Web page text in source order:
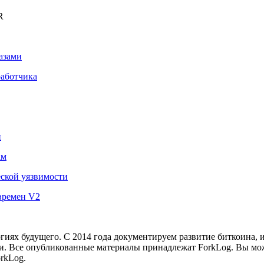
уязвимости
V2
будущего. С 2014 года документируем развитие биткоина,
Все опубликованные материалы принадлежат ForkLog. Вы